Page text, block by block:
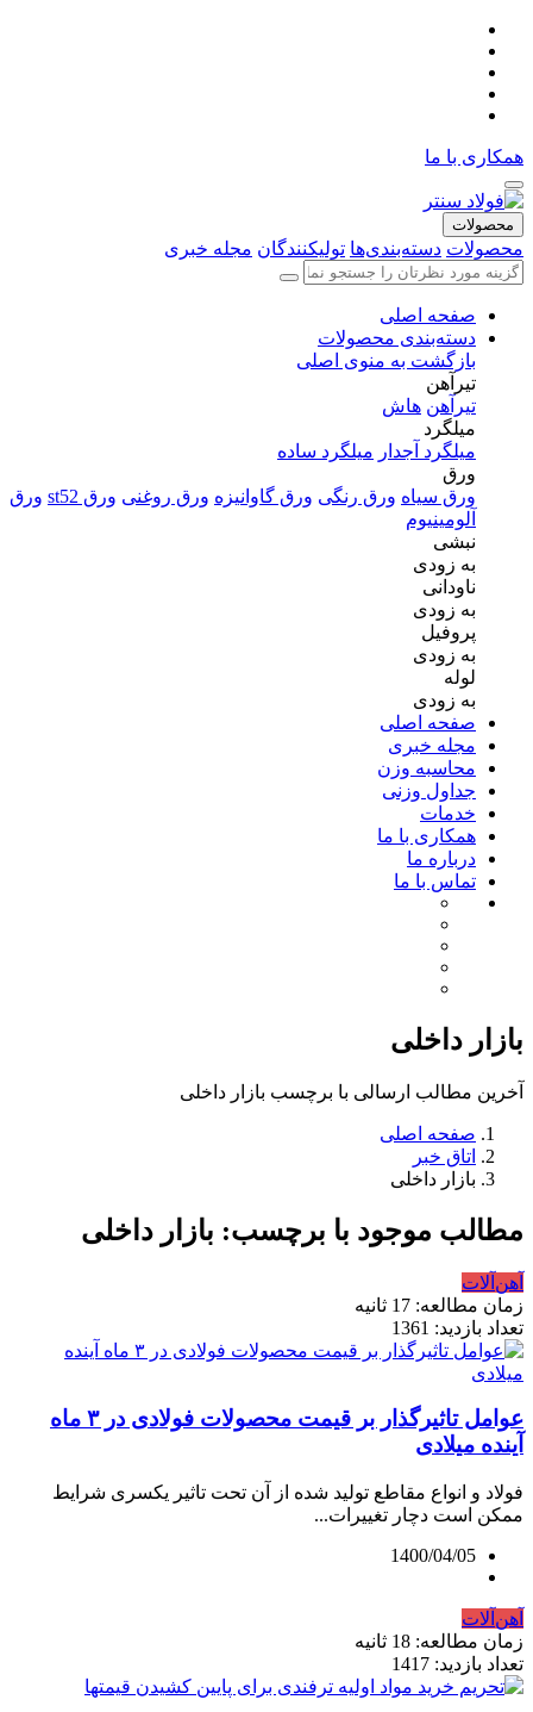
همکاری با ما
محصولات
محصولات دسته‌بندی‌ها تولیکنندگان مجله خبری
صفحه اصلی
دسته‌بندی محصولات
بازگشت به منوی اصلی
تیرآهن
تیرآهن هاش
میلگرد
میلگرد آجدار میلگرد ساده
ورق
ورق سیاه ورق رنگی ورق گاوانیزه ورق روغنی ورق st52
ورق
آلومینیوم
نبشی
به زودی
ناودانی
به زودی
پروفیل
به زودی
لوله
به زودی
صفحه اصلی
مجله خبری
محاسبه وزن
جداول وزنی
خدمات
همکاری با ما
درباره ما
تماس با ما
بازار داخلی
آخرین مطالب ارسالی با برچسب بازار داخلی
صفحه اصلی
اتاق خبر
بازار داخلی
مطالب موجود با برچسب: بازار داخلی
آهن‌آلات
زمان مطالعه: 17 ثانیه
تعداد بازدید: 1361
عوامل تاثیرگذار بر قیمت محصولات فولادی در ۳ ماه
آینده میلادی
فولاد و انواع مقاطع تولید شده از آن تحت تاثیر یکسری شرایط
ممکن است دچار تغییرات...
1400/04/05
آهن‌آلات
زمان مطالعه: 18 ثانیه
تعداد بازدید: 1417